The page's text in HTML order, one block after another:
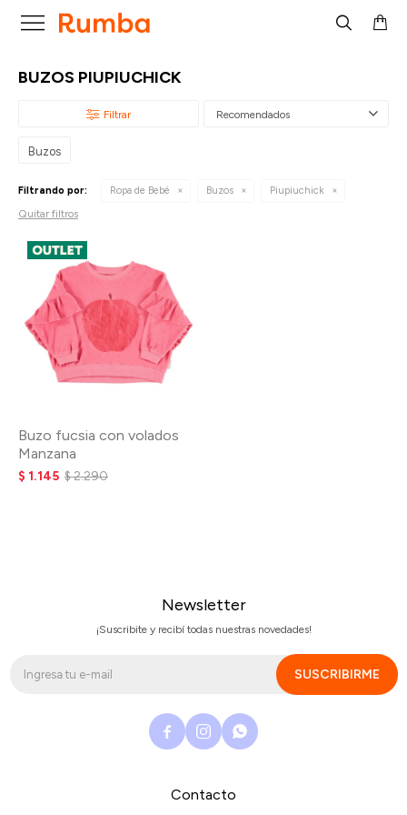

BUZOS PIUPIUCHICK
Recomendados
Buzos
Filtrando por: Ropa de Bebé Buzos Piupiuchick
Quitar filtros
Buzo fucsia con volados
Manzana
$ 1.145 $2.290
Contacto
Newsletter
¡Suscribite y recibí todas nuestras novedades!
SUSCRIBIRME
  